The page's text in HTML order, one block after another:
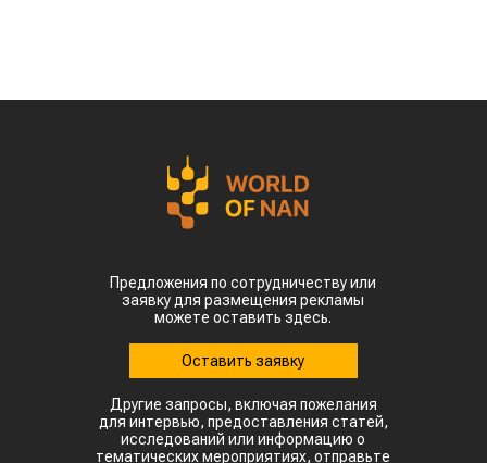
Предложения по сотрудничеству или
заявку для размещения рекламы
можете оставить здесь.
Оставить заявку
Другие запросы, включая пожелания
для интервью, предоставления статей,
исследований или информацию о
тематических мероприятиях, отправьте